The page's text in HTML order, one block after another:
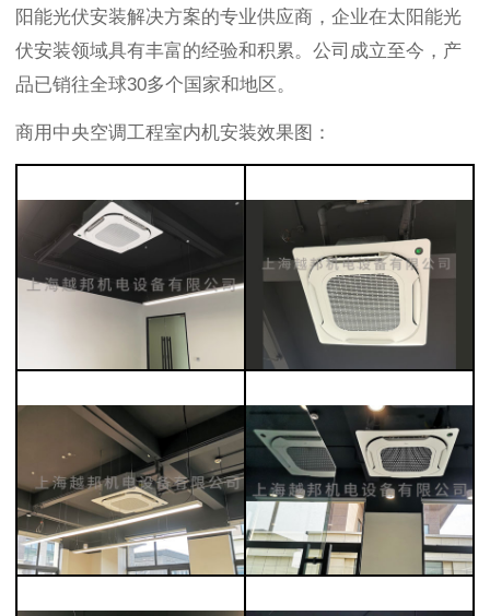
阳能光伏安装解决方案的专业供应商，企业在太阳能光
伏安装领域具有丰富的经验和积累。公司成立至今，产
品已销往全球30多个国家和地区。
商用中央空调工程室内机安装效果图：